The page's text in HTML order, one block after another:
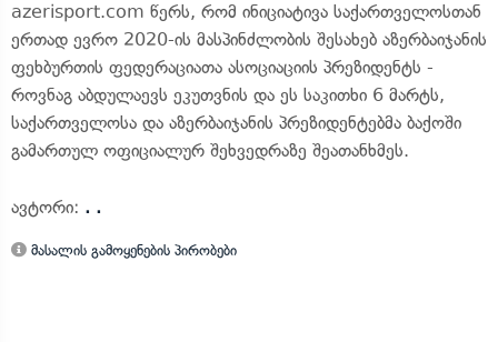
azerisport.com წერს, რომ ინიციატივა საქართველოსთან
ერთად ევრო 2020-ის მასპინძლობის შესახებ აზერბაიჯანის
ფეხბურთის ფედერაციათა ასოციაციის პრეზიდენტს -
როვნაგ აბდულაევს ეკუთვნის და ეს საკითხი 6 მარტს,
საქართველოსა და აზერბაიჯანის პრეზიდენტებმა ბაქოში
გამართულ ოფიციალურ შეხვედრაზე შეათანხმეს.
ავტორი: . .
მასალის გამოყენების პირობები